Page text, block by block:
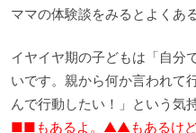
ママの体験談をみるとよくあ
イヤイヤ期の子どもは「自分
いです。親から何か言われて
んで行動したい！」という気
■■もあるよ。▲▲もあるけど